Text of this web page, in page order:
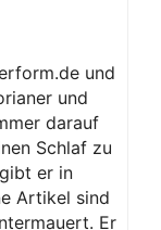
und
und
darauf
Schlaf zu
er in
Artikel sind
Er